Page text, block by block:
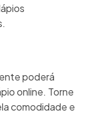
poderá
online. Torne
comodidade e